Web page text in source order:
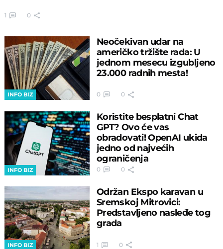
1 0
INFO BIZ
Neočekivan udar na
američko tržište rada: U
jednom mesecu izgubljeno
23.000 radnih mesta!
0 0
INFO BIZ
Koristite besplatni Chat
GPT? Ovo će vas
obradovati! OpenAI ukida
jedno od najvećih
ograničenja
0 0
INFO BIZ
Održan Ekspo karavan u
Sremskoj Mitrovici:
Predstavljeno nasleđe tog
grada
1 0